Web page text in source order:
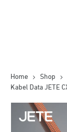
Home Shop